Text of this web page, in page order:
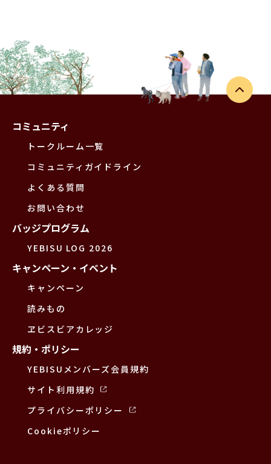
コミュニティ
トークルーム一覧
コミュニティガイドライン
よくある質問
お問い合わせ
バッジプログラム
YEBISU LOG 2026
キャンペーン・イベント
キャンペーン
読みもの
ヱビスビアカレッジ
規約・ポリシー
YEBISUメンバーズ会員規約
サイト利用規約
プライバシーポリシー
Cookieポリシー